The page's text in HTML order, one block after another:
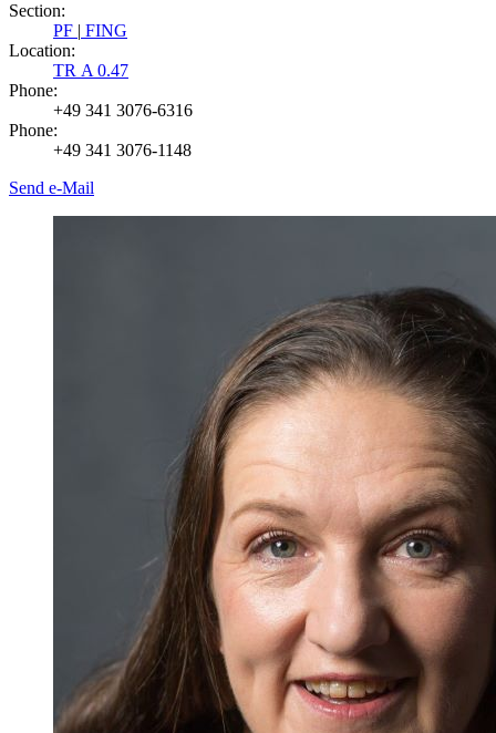
Section:
PF | FING
Location:
TR A 0.47
Phone:
+49 341 3076-6316
Phone:
+49 341 3076-1148
Send e-Mail